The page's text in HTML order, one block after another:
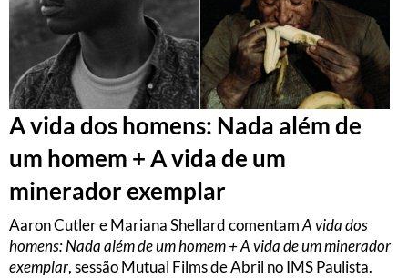
A vida dos homens: Nada além de
um homem + A vida de um
minerador exemplar
Aaron Cutler e Mariana Shellard comentamA vida dos
homens: Nada além de um homem + A vida de um minerador
exemplar, sessão Mutual Films de Abril no IMS Paulista.